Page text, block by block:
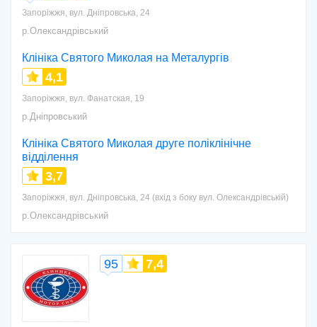
Запоріжжя, вул. Дніпровська, 24
р.Олександрівський
Клініка Святого Миколая на Металургів
4,1
Запоріжжя, вул. Фанатская, 19
р.Дніпровський
Клініка Святого Миколая друге поліклінічне
відділення
3,7
Запоріжжя, вул. Дніпровська, 24 (вхід з боку вул. Олександрівській)
р.Олександрівський
95 7,4